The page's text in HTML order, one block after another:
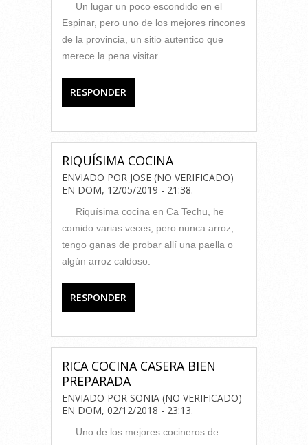
Un lugar un poco escondido en el
Espinar, pero uno de los mejores rincones
de la provincia, un sitio autentico que
merece la pena visitar.
RESPONDER
RIQUÍSIMA COCINA
ENVIADO POR JOSE (NO VERIFICADO)
EN DOM, 12/05/2019 - 21:38.
Riquísima cocina en Ca Techu, he
comido varias veces, pero nunca arroz,
tengo ganas de probar allí una paella o
algún arroz caldoso.
RESPONDER
RICA COCINA CASERA BIEN
PREPARADA
ENVIADO POR SONIA (NO VERIFICADO)
EN DOM, 02/12/2018 - 23:13.
Uno de los mejores cocineros de